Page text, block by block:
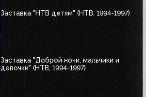
Заставка "НТВ детям" (НТВ, 1994-1997)
Заставка "Доброй ночи, мальчики и
девочки" (НТВ, 1994-1997)